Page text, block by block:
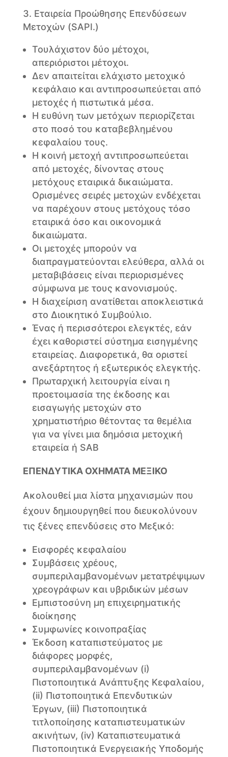
Εταιρεία Προώθησης Επενδύσεων
Μετοχών (SAPI.)
Τουλάχιστον δύο μέτοχοι,
απεριόριστοι μέτοχοι.
Δεν απαιτείται ελάχιστο μετοχικό
κεφάλαιο και αντιπροσωπεύεται από
μετοχές ή πιστωτικά μέσα.
Η ευθύνη των μετόχων περιορίζεται
στο ποσό του καταβεβλημένου
κεφαλαίου τους.
Η κοινή μετοχή αντιπροσωπεύεται
από μετοχές, δίνοντας στους
μετόχους εταιρικά δικαιώματα.
Ορισμένες σειρές μετοχών ενδέχεται
να παρέχουν στους μετόχους τόσο
εταιρικά όσο και οικονομικά
δικαιώματα.
Οι μετοχές μπορούν να
διαπραγματεύονται ελεύθερα, αλλά οι
μεταβιβάσεις είναι περιορισμένες
σύμφωνα με τους κανονισμούς.
Η διαχείριση ανατίθεται αποκλειστικά
στο Διοικητικό Συμβούλιο.
Ένας ή περισσότεροι ελεγκτές, εάν
έχει καθοριστεί σύστημα εισηγμένης
εταιρείας. Διαφορετικά, θα οριστεί
ανεξάρτητος ή εξωτερικός ελεγκτής.
Πρωταρχική λειτουργία είναι η
προετοιμασία της έκδοσης και
εισαγωγής μετοχών στο
χρηματιστήριο θέτοντας τα θεμέλια
για να γίνει μια δημόσια μετοχική
εταιρεία ή SAB
ΕΠΕΝΔΥΤΙΚΑ ΟΧΗΜΑΤΑ ΜΕΞΙΚΟ
Ακολουθεί μια λίστα μηχανισμών που
έχουν δημιουργηθεί που διευκολύνουν
τις ξένες επενδύσεις στο Μεξικό:
Εισφορές κεφαλαίου
Συμβάσεις χρέους,
συμπεριλαμβανομένων μετατρέψιμων
χρεογράφων και υβριδικών μέσων
Εμπιστοσύνη μη επιχειρηματικής
διοίκησης
Συμφωνίες κοινοπραξίας
Έκδοση καταπιστεύματος με
διάφορες μορφές,
συμπεριλαμβανομένων (i)
Πιστοποιητικά Ανάπτυξης Κεφαλαίου,
(ii) Πιστοποιητικά Επενδυτικών
Έργων, (iii) Πιστοποιητικά
τιτλοποίησης καταπιστευματικών
ακινήτων, (iv) Καταπιστευματικά
Πιστοποιητικά Ενεργειακής Υποδομής